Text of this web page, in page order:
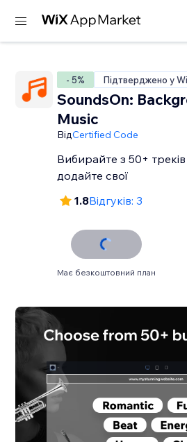
- 5% Підтверджено у
SoundsOn:
Music
ВідCertified Code
Вибирайте з 50+
додайте свої
1.8Відгуків: 3
Має безкоштовний план